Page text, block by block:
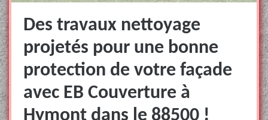
Des travaux nettoyage
projetés pour une bonne
protection de votre façade
avec EB Couverture à
Hymont dans le 88500 !